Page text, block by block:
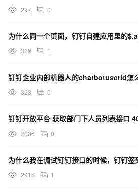
297 0
329 1
323 0
钉钉开放平台 获取部门下人员列表接口
2006 0
2916 1